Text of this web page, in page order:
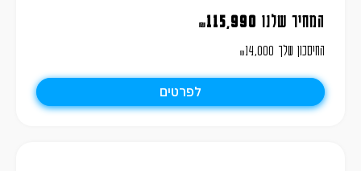
המחיר שלנו ₪115,990
החיסכון שלך ₪14,000
לפרטים